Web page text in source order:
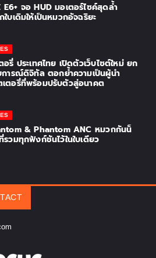
E6+ จอ HUD มอเตอร์ไซค์สุดล้ำ
บเดิมให้เป็นหมวกอัจฉริยะ
รี่ ประเทศไทย เปิดตัวเว็บไซต์ใหม่ ยก
การณ์ดิจิทัล ตอกย้ำความเป็นผู้นำ
ตอรี่ที่พร้อมปรับตัวสู่อนาคต
& Phantom ANC หมวกกันน็
รวมทุกฟังก์ชันไว้ในใบเดียว